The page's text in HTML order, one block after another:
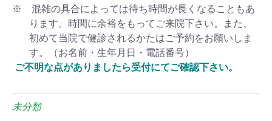
※ 混雑の具合によっては待ち時間が長くなることもあ
ります。時間に余裕をもってご来院下さい。また、
初めて当院で健診されるかたはご予約をお願いしま
す。（お名前・生年月日・電話番号）
ご不明な点がありましたら受付にてご確認下さい。
未分類